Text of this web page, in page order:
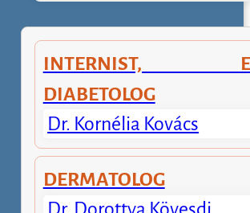
INTERNIST,
DIABETOLOG
Dr. Kornélia Kovács
DERMATOLOG